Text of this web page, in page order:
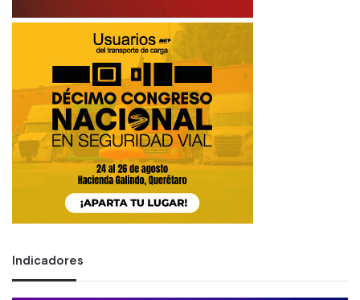
Indicadores